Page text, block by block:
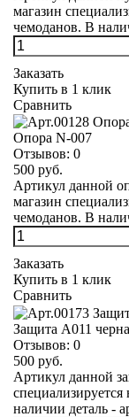
магазин
чемоданов. В
Заказать
Купить в 1 клик
Сравнить
Опора N-007
Отзывов: 0
500 руб.
Артикул данной
магазин
чемоданов. В
Заказать
Купить в 1 клик
Сравнить
Защита А011
Отзывов: 0
500 руб.
Артикул данной
наличии деталь -